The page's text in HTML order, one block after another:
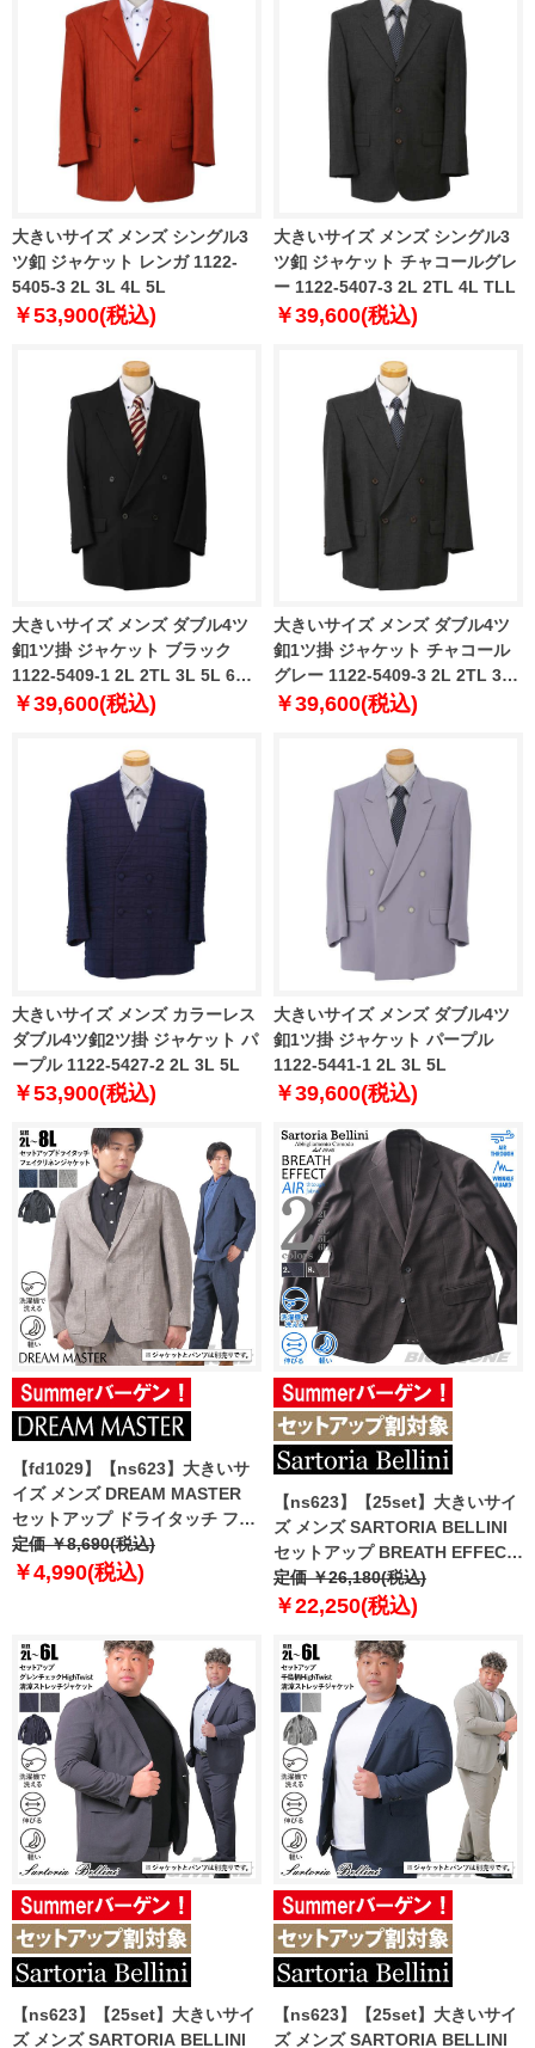
大きいサイズ メンズ シングル3
ツ釦 ジャケット レンガ 1122-
5405-3 2L 3L 4L 5L
￥53,900(税込)
大きいサイズ メンズ シングル3
ツ釦 ジャケット チャコールグレ
ー 1122-5407-3 2L 2TL 4L TLL
￥39,600(税込)
大きいサイズ メンズ ダブル4ツ
釦1ツ掛 ジャケット ブラック
1122-5409-1 2L 2TL 3L 5L 6L
TLL
￥39,600(税込)
大きいサイズ メンズ ダブル4ツ
釦1ツ掛 ジャケット チャコール
グレー 1122-5409-3 2L 2TL 3L
5L 6L TLL
￥39,600(税込)
大きいサイズ メンズ カラーレス
ダブル4ツ釦2ツ掛 ジャケット パ
ープル 1122-5427-2 2L 3L 5L
￥53,900(税込)
大きいサイズ メンズ ダブル4ツ
釦1ツ掛 ジャケット パープル
1122-5441-1 2L 3L 5L
￥39,600(税込)
【fd1029】【ns623】大きいサ
イズ メンズ DREAM MASTER
セットアップ ドライタッチ フェ
イクリネン ジャケット 軽量 ウォ
ッシャブル スマリラ dm-
定価 ￥8,690(税込)
￥4,990(税込)
【ns623】【25set】大きいサイ
ズ メンズ SARTORIA BELLINI
セットアップ BREATH EFFECT
チェック柄 ストレッチ ジャケッ
ト 軽量 防シワ 高通気 ウォッシ
定価 ￥26,180(税込)
￥22,250(税込)
【ns623】【25set】大きいサイ
ズ メンズ SARTORIA BELLINI
【ns623】【25set】大きいサイ
ズ メンズ SARTORIA BELLINI